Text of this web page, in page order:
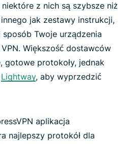
niektóre z nich są szybsze niż
jak zestawy instrukcji,
Twoje urządzenia
Większość dostawców
gotowe protokoły, jednak
Lightway, aby wyprzedzić
aplikacja
najlepszy protokół dla